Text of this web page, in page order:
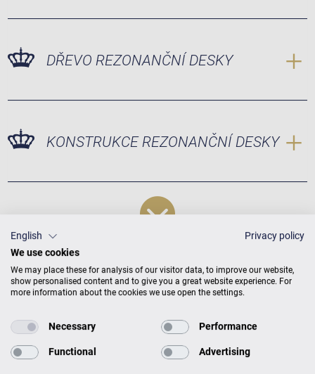
DŘEVO REZONANČNÍ DESKY
KONSTRUKCE REZONANČNÍ DESKY
English
Privacy policy
We use cookies
We may place these for analysis of our visitor data, to improve our website,
show personalised content and to give you a great website experience. For
more information about the cookies we use open the settings.
Necessary Performance
Functional Advertising